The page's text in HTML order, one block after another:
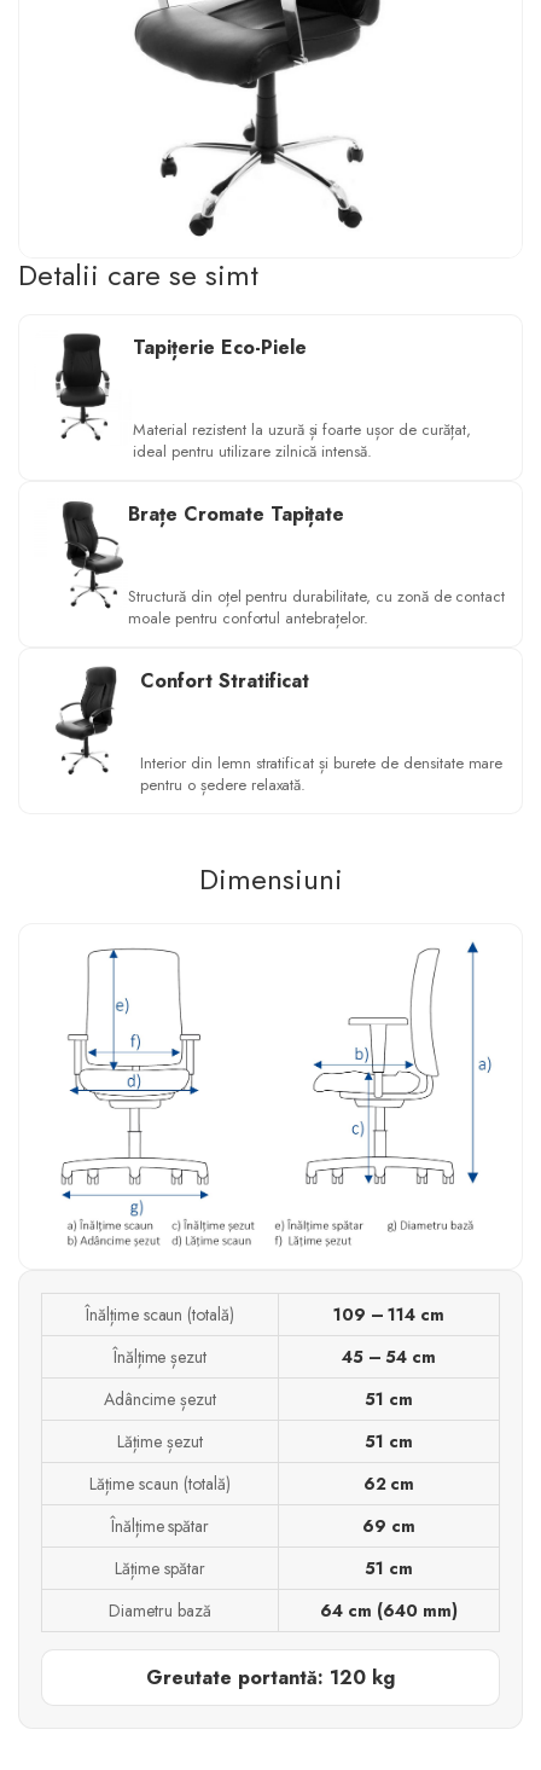
Detalii care se simt
Tapițerie Eco-Piele
Material rezistent la uzură și foarte ușor de curățat,
ideal pentru utilizare zilnică intensă.
Brațe Cromate Tapițate
Structură din oțel pentru durabilitate, cu zonă de contact
moale pentru confortul antebrațelor.
Confort Stratificat
Interior din lemn stratificat și burete de densitate mare
pentru o ședere relaxată.
Dimensiuni
Înălțime scaun (totală)
109 – 114 cm
Înălțime șezut
45 – 54 cm
Adâncime șezut
51 cm
Lățime șezut
51 cm
Lățime scaun (totală)
62 cm
Înălțime spătar
69 cm
Lățime spătar
51 cm
Diametru bază
64 cm (640 mm)
Greutate portantă: 120 kg